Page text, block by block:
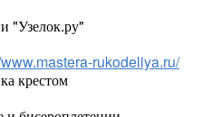
"Узелок.ру"
rukodeliya.ru/
крестом